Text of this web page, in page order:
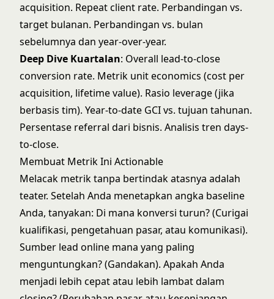
acquisition. Repeat client rate. Perbandingan vs.
target bulanan. Perbandingan vs. bulan
sebelumnya dan year-over-year.
Deep Dive Kuartalan: Overall lead-to-close
conversion rate. Metrik unit economics (cost per
acquisition, lifetime value). Rasio leverage (jika
berbasis tim). Year-to-date GCI vs. tujuan tahunan.
Persentase referral dari bisnis. Analisis tren days-
to-close.
Membuat Metrik Ini Actionable
Melacak metrik tanpa bertindak atasnya adalah
teater. Setelah Anda menetapkan angka baseline
Anda, tanyakan: Di mana konversi turun? (Curigai
kualifikasi, pengetahuan pasar, atau komunikasi).
Sumber lead online mana yang paling
menguntungkan? (Gandakan). Apakah Anda
menjadi lebih cepat atau lebih lambat dalam